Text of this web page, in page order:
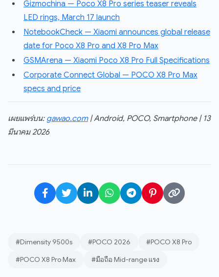
Gizmochina — Poco X8 Pro series teaser reveals
LED rings, March 17 launch
NotebookCheck — Xiaomi announces global release
date for Poco X8 Pro and X8 Pro Max
GSMArena — Xiaomi Poco X8 Pro Full Specifications
Corporate Connect Global — POCO X8 Pro Max
specs and price
เผยแพร่บน: gawao.com| Android, POCO, Smartphone | 13
มีนาคม 2026
#Dimensity 9500s #POCO 2026
#POCO X8 Pro
#POCO X8 Pro Max
#มือถือ Mid-range แรง